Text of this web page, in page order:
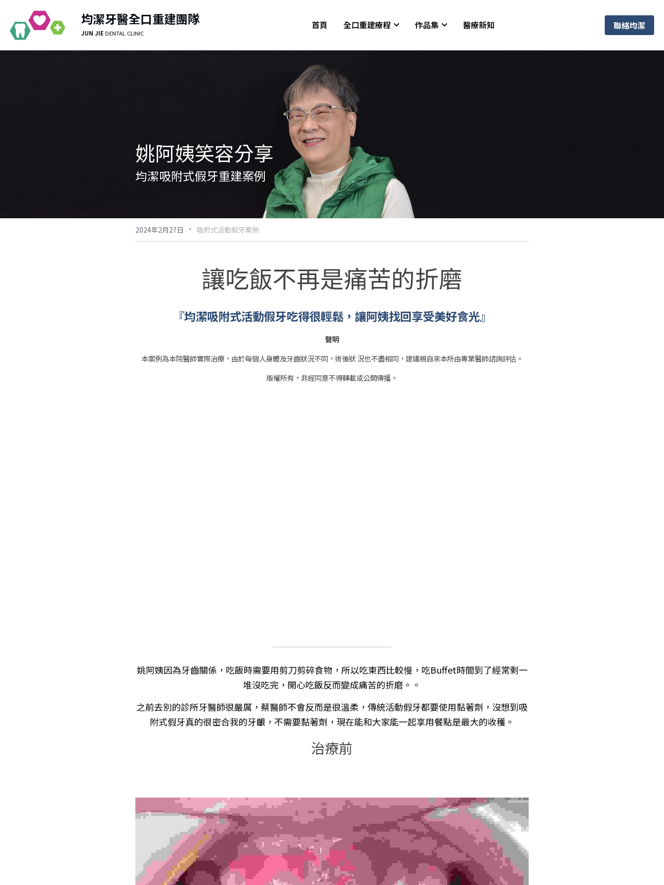
均潔牙醫全口重建團隊
JUN JIE DENTAL CLINIC
首頁 全口重建療程 作品集 醫療新知 聯絡均潔
姚阿姨笑容分享
均潔吸附式假牙重建案例
2024年2月27日 · 吸附式活動假牙案例
讓吃飯不再是痛苦的折磨
『均潔吸附式活動假牙吃得很輕鬆，讓阿姨找回享受美好食光』
聲明
本案例為本院醫師實際治療，由於每個人身體及牙齒狀況不同，術後狀 況也不盡相同，建議親自來本所由專業醫師諮詢評估。
版權所有，非經同意不得轉載或公開傳播。
姚阿姨因為牙齒關係，吃飯時需要用剪刀剪碎食物，所以吃東西比較慢，吃Buffet時間到了經常剩一
堆沒吃完，開心吃飯反而變成痛苦的折磨。。
之前去別的診所牙醫師很嚴厲，蔡醫師不會反而是很溫柔，傳統活動假牙都要使用黏著劑，沒想到吸
附式假牙真的很密合我的牙齦，不需要黏著劑，現在能和大家能一起享用餐點是最大的收穫。
治療前